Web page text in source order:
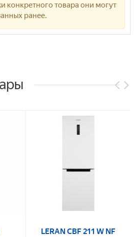
конкретного товара они могут
ранее.
LERAN CBF 211 W NF